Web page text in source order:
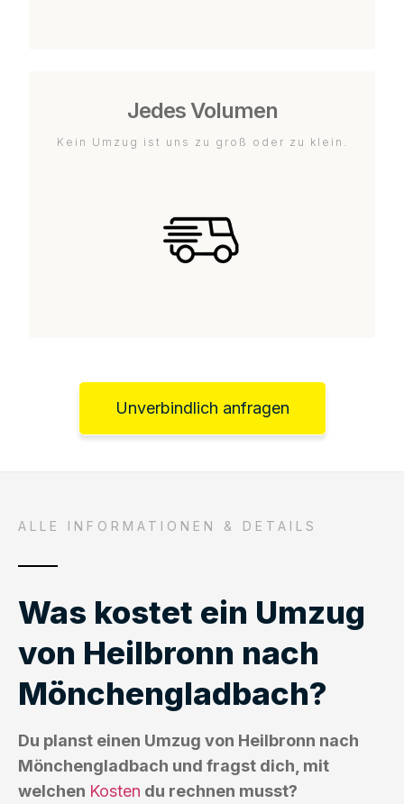
Jedes Volumen
Kein Umzug ist uns zu groß oder zu klein.
Unverbindlich anfragen
ALLE INFORMATIONEN & DETAILS
Was kostet ein Umzug
von Heilbronn nach
Mönchengladbach?
Du planst einen Umzug von Heilbronn nach
Mönchengladbach und fragst dich, mit
welchen Kosten du rechnen musst?